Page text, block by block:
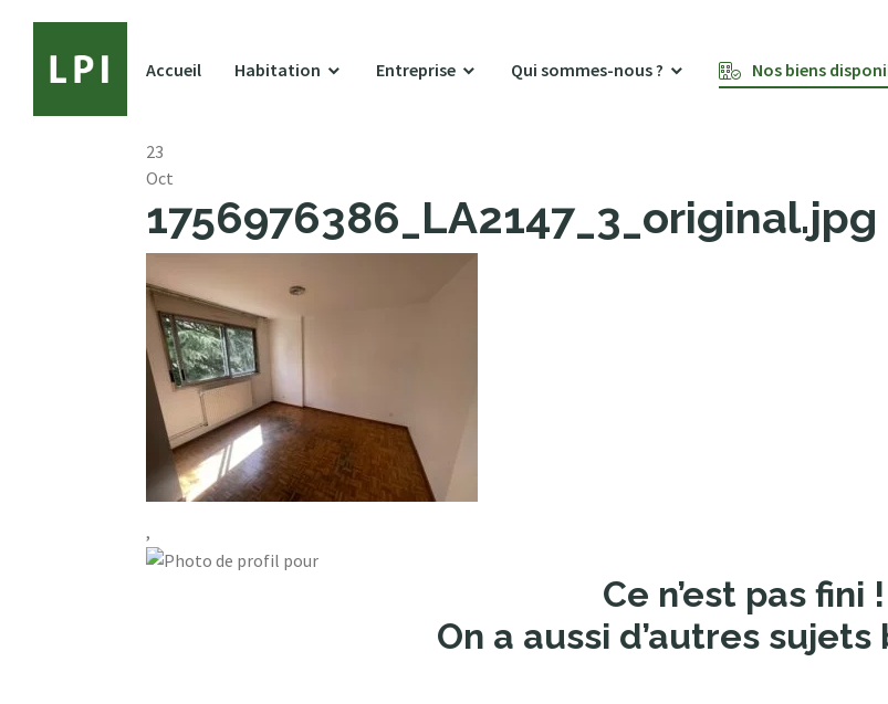
Accueil Habitation Entreprise Qui sommes-nous ? Nos biens
23
Oct
1756976386_LA2147_3_original.jpg
,
Ce n’est pas fini !
On a aussi d’autres